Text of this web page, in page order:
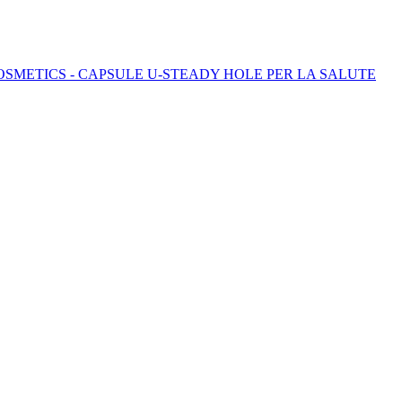
- CAPSULE U-STEADY HOLE PER LA SALUTE